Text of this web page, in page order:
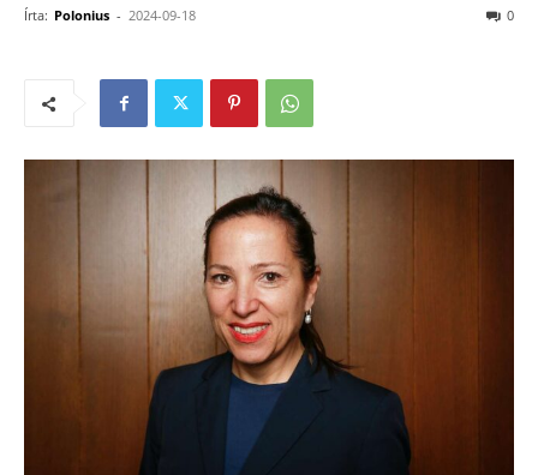
Írta: Polonius - 2024-09-18 0